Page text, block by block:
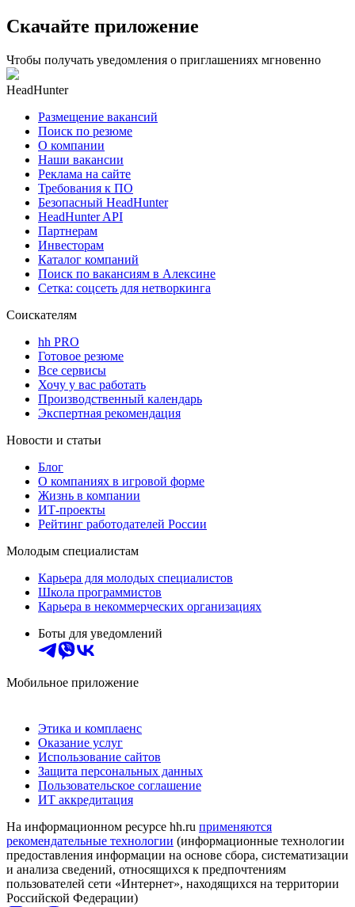
Скачайте приложение
Чтобы получать уведомления о приглашениях мгновенно
HeadHunter
Размещение вакансий
Поиск по резюме
О компании
Наши вакансии
Реклама на сайте
Требования к ПО
Безопасный HeadHunter
HeadHunter API
Партнерам
Инвесторам
Каталог компаний
Поиск по вакансиям в Алексине
Сетка: соцсеть для нетворкинга
Соискателям
hh PRO
Готовое резюме
Все сервисы
Хочу у вас работать
Производственный календарь
Экспертная рекомендация
Новости и статьи
Блог
О компаниях в игровой форме
Жизнь в компании
ИТ-проекты
Рейтинг работодателей России
Молодым специалистам
Карьера для молодых специалистов
Школа программистов
Карьера в некоммерческих организациях
Боты для уведомлений
Мобильное приложение
Этика и комплаенс
Оказание услуг
Использование сайтов
Защита персональных данных
Пользовательское соглашение
ИТ аккредитация
На информационном ресурсе hh.ru применяются
рекомендательные технологии (информационные технологии
предоставления информации на основе сбора, систематизации
и анализа сведений, относящихся к предпочтениям
пользователей сети «Интернет», находящихся на территории
Российской Федерации)